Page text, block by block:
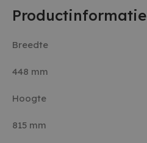
Productinformatie
Breedte
448 mm
Hoogte
815 mm